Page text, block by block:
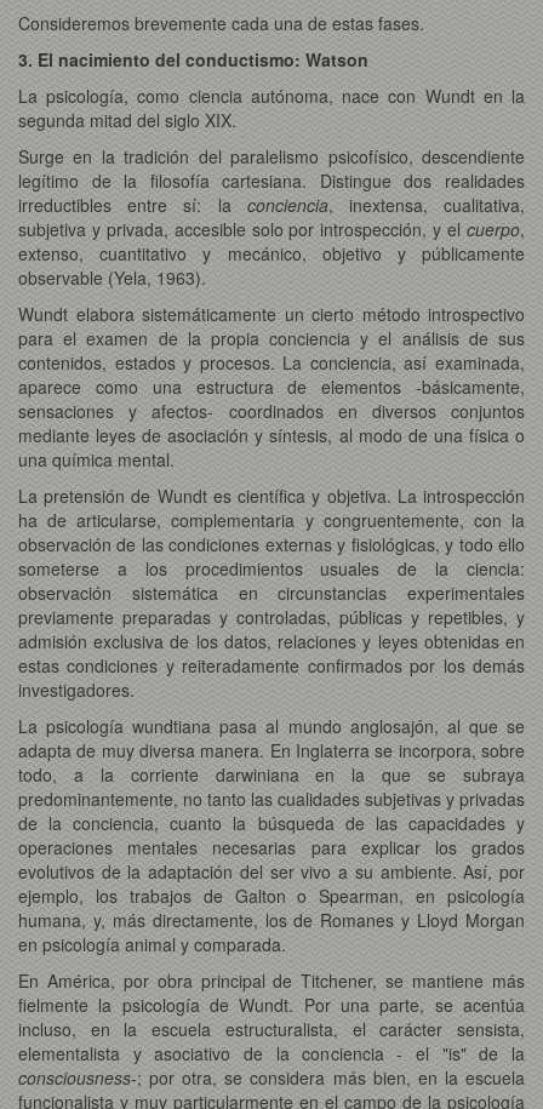
Consideremos brevemente cada una de estas fases.
3. El nacimiento del conductismo: Watson
La psicología, como ciencia autónoma, nace con Wundt en la
segunda mitad del siglo XIX.
Surge en la tradición del paralelismo psicofísico, descendiente
legítimo de la filosofía cartesiana. Distingue dos realidades
irreductibles entre sí: la conciencia, inextensa, cualitativa,
subjetiva y privada, accesible solo por introspección, y el cuerpo,
extenso, cuantitativo y mecánico, objetivo y públicamente
observable (Yela, 1963).
Wundt elabora sistemáticamente un cierto método introspectivo
para el examen de la propia conciencia y el análisis de sus
contenidos, estados y procesos. La conciencia, así examinada,
aparece como una estructura de elementos -básicamente,
sensaciones y afectos- coordinados en diversos conjuntos
mediante leyes de asociación y síntesis, al modo de una física o
una química mental.
La pretensión de Wundt es científica y objetiva. La introspección
ha de articularse, complementaria y congruentemente, con la
observación de las condiciones externas y fisiológicas, y todo ello
someterse a los procedimientos usuales de la ciencia:
observación sistemática en circunstancias experimentales
previamente preparadas y controladas, públicas y repetibles, y
admisión exclusiva de los datos, relaciones y leyes obtenidas en
estas condiciones y reiteradamente confirmados por los demás
investigadores.
La psicología wundtiana pasa al mundo anglosajón, al que se
adapta de muy diversa manera. En Inglaterra se incorpora, sobre
todo, a la corriente darwiniana en la que se subraya
predominantemente, no tanto las cualidades subjetivas y privadas
de la conciencia, cuanto la búsqueda de las capacidades y
operaciones mentales necesarias para explicar los grados
evolutivos de la adaptación del ser vivo a su ambiente. Así, por
ejemplo, los trabajos de Galton o Spearman, en psicología
humana, y, más directamente, los de Romanes y Lloyd Morgan
en psicología animal y comparada.
En América, por obra principal de Titchener, se mantiene más
fielmente la psicología de Wundt. Por una parte, se acentúa
incluso, en la escuela estructuralista, el carácter sensista,
elementalista y asociativo de la conciencia - el "is" de la
consciousness-; por otra, se considera más bien, en la escuela
funcionalista y muy particularmente en el campo de la psicología